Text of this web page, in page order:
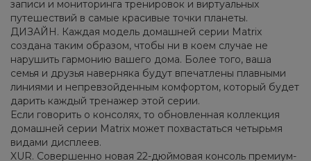
записи и мониторинга тренировок и виртуальных
путешествий в самые красивые точки планеты.
ДИЗАЙН. Каждая модель домашней серии Matrix
создана таким образом, чтобы ни в коем случае не
нарушить гармонию вашего дома. Более того, ваша
семья и друзья наверняка будут впечатлены плавными
линиями и непревзойденным комфортом, который будет
дарить каждый тренажер этой серии.
Если говорить о консолях, то обновленная коллекция
домашней серии Matrix может похвастаться четырьмя
видами дисплеев.
XUR. Совершенно новая 22-дюймовая консоль премиум-